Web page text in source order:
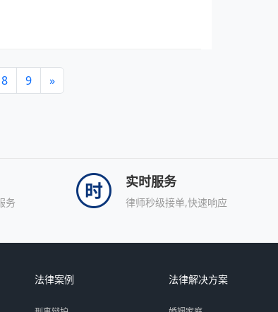
8 9 »
务
实时服务
律师秒级接单,快速响应
法律案例 法律解决方案